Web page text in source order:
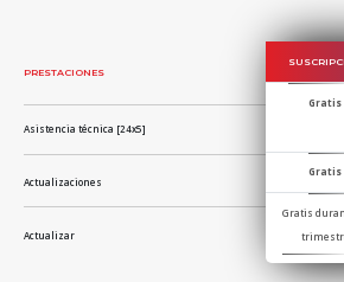
PRESTACIONES
Asistencia técnica [24x5]
Actualizaciones
Actualizar
Gratis
Gratis
Gratis